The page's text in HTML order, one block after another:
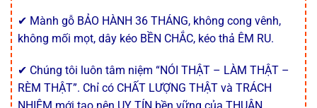
✔ Mành gỗ BẢO HÀNH 36 THÁNG, không cong vênh,
không mối mọt, dây kéo BỀN CHẮC, kéo thả ÊM RU.
✔ Chúng tôi luôn tâm niệm “NÓI THẬT – LÀM THẬT –
RÈM THẬT”. Chỉ có CHẤT LƯỢNG THẬT và TRÁCH